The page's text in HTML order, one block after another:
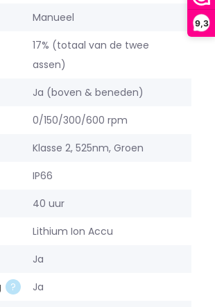
9,3
Manueel
17% (totaal van de twee
assen)
Ja (boven & beneden)
0/150/300/600 rpm
Klasse 2, 525nm, Groen
IP66
40 uur
Lithium Ion Accu
Ja
Ja